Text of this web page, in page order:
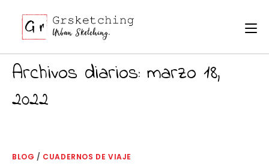
contenido
Archivos diarios: marzo 18,
2022
BLOG / CUADERNOS DE VIAJE